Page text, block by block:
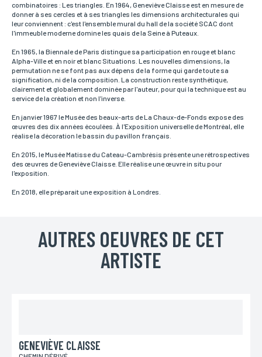
Email*
Votre adresse mail sert uniquement à vous répondre.
Téléphone
Si vous préférez que l’on vous contacte par téléphone,
vous pouvez indiquer votre numéro.
Adresse
Si vous souhaitez recevoir une réponse personnalisée,
Code postal
Si vous souhaitez recevoir une réponse personnalisée,
vous pouvez nous laisser votre pays.
combinatoires : Les triangles. En 1964, Geneviève Claisse est en mesure de
donner à ses cercles et à ses triangles les dimensions architecturales qui
leur conviennent : c'est l'ensemble mural du hall de la société SCAC dont
l'immeuble moderne domine les quais de la Seine à Puteaux.
En 1965, la Biennale de Paris distingue sa participation en rouge et blanc
Alpha-Ville et en noir et blanc Situations. Les nouvelles dimensions, la
permutation ne se font pas aux dépens de la forme qui garde toute sa
signification, ni de la composition. La construction reste synthétique,
clairement et globalement dominée par l'auteur, pour qui la technique est au
service de la création et non l'inverse.
En janvier 1967 le Musée des beaux-arts de La Chaux-de-Fonds expose des
œuvres des dix années écoulées. À l'Exposition universelle de Montréal, elle
réalise la décoration le bassin du pavillon français.
En 2015, le Musée Matisse du Cateau-Cambrésis présente une rétrospectives
des œuvres de Geneviève Claisse. Elle réalise une œuvre in situ pour
l'exposition.
En 2018, elle préparait une exposition à Londres.
AUTRES OEUVRES DE CET
ARTISTE
GENEVIÈVE CLAISSE